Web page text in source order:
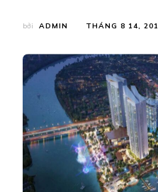
bởi ADMIN THÁNG 8 14,